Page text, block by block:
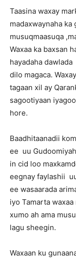
Taasina waxay
madaxwaynaha ka
musuqmaasuqa
Waxaa ka baxsan
hayadaha
dilo magaca.
tagaan xil ay
sagootiyaan
hore.
Baadhitaanadii
ee uu
in cid loo
eegnay faylashii
ee wasaarada
iyo Tamarta
xumo ah ama
lagu sheegin.
Waxaan ku